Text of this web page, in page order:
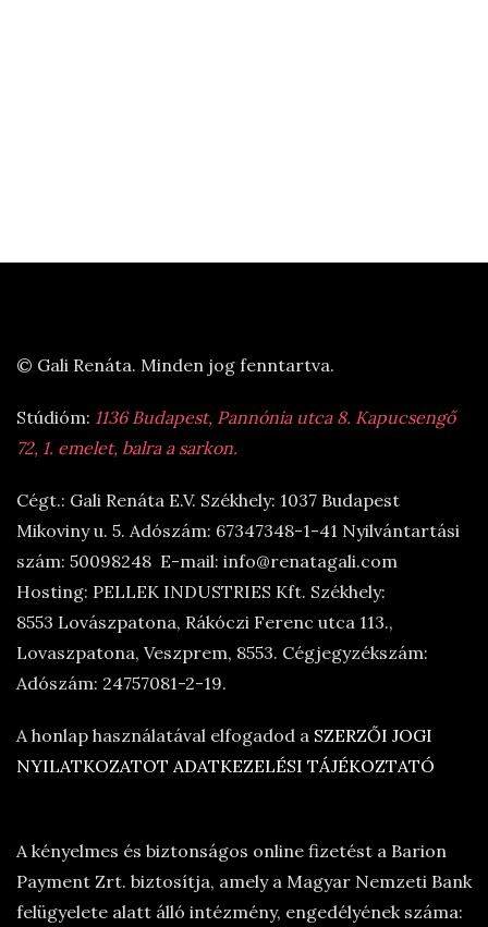
© Gali Renáta. Minden jog fenntartva.
Stúdióm: 1136 Budapest, Pannónia utca 8. Kapucsengő
72, 1. emelet, balra a sarkon.
Cégt.: Gali Renáta E.V. Székhely: 1037 Budapest
Mikoviny u. 5. Adószám: 67347348-1-41 Nyilvántartási
szám: 50098248 E-mail: info@renatagali.com
Hosting: PELLEK INDUSTRIES Kft. Székhely:
8553 Lovászpatona, Rákóczi Ferenc utca 113.,
Lovaszpatona, Veszprem, 8553. Cégjegyzékszám:
Adószám: 24757081-2-19.
A honlap használatával elfogadod a SZERZŐI JOGI
NYILATKOZATOT ADATKEZELÉSI TÁJÉKOZTATÓ
A kényelmes és biztonságos online fizetést a Barion
Payment Zrt. biztosítja, amely a Magyar Nemzeti Bank
felügyelete alatt álló intézmény, engedélyének száma: